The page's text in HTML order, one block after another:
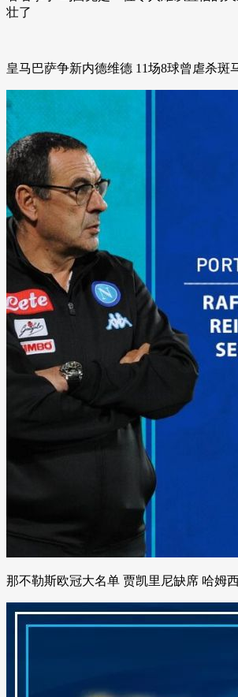
壮了
皇马巴萨争新内德维德 11场8球曾虐杀斑
那不勒斯欧冠大名单 贾凯里尼缺席 哈姆